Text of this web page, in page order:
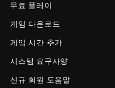
무료 플레이
게임 다운로드
게임 시간 추가
시스템 요구사양
신규 회원 도움말